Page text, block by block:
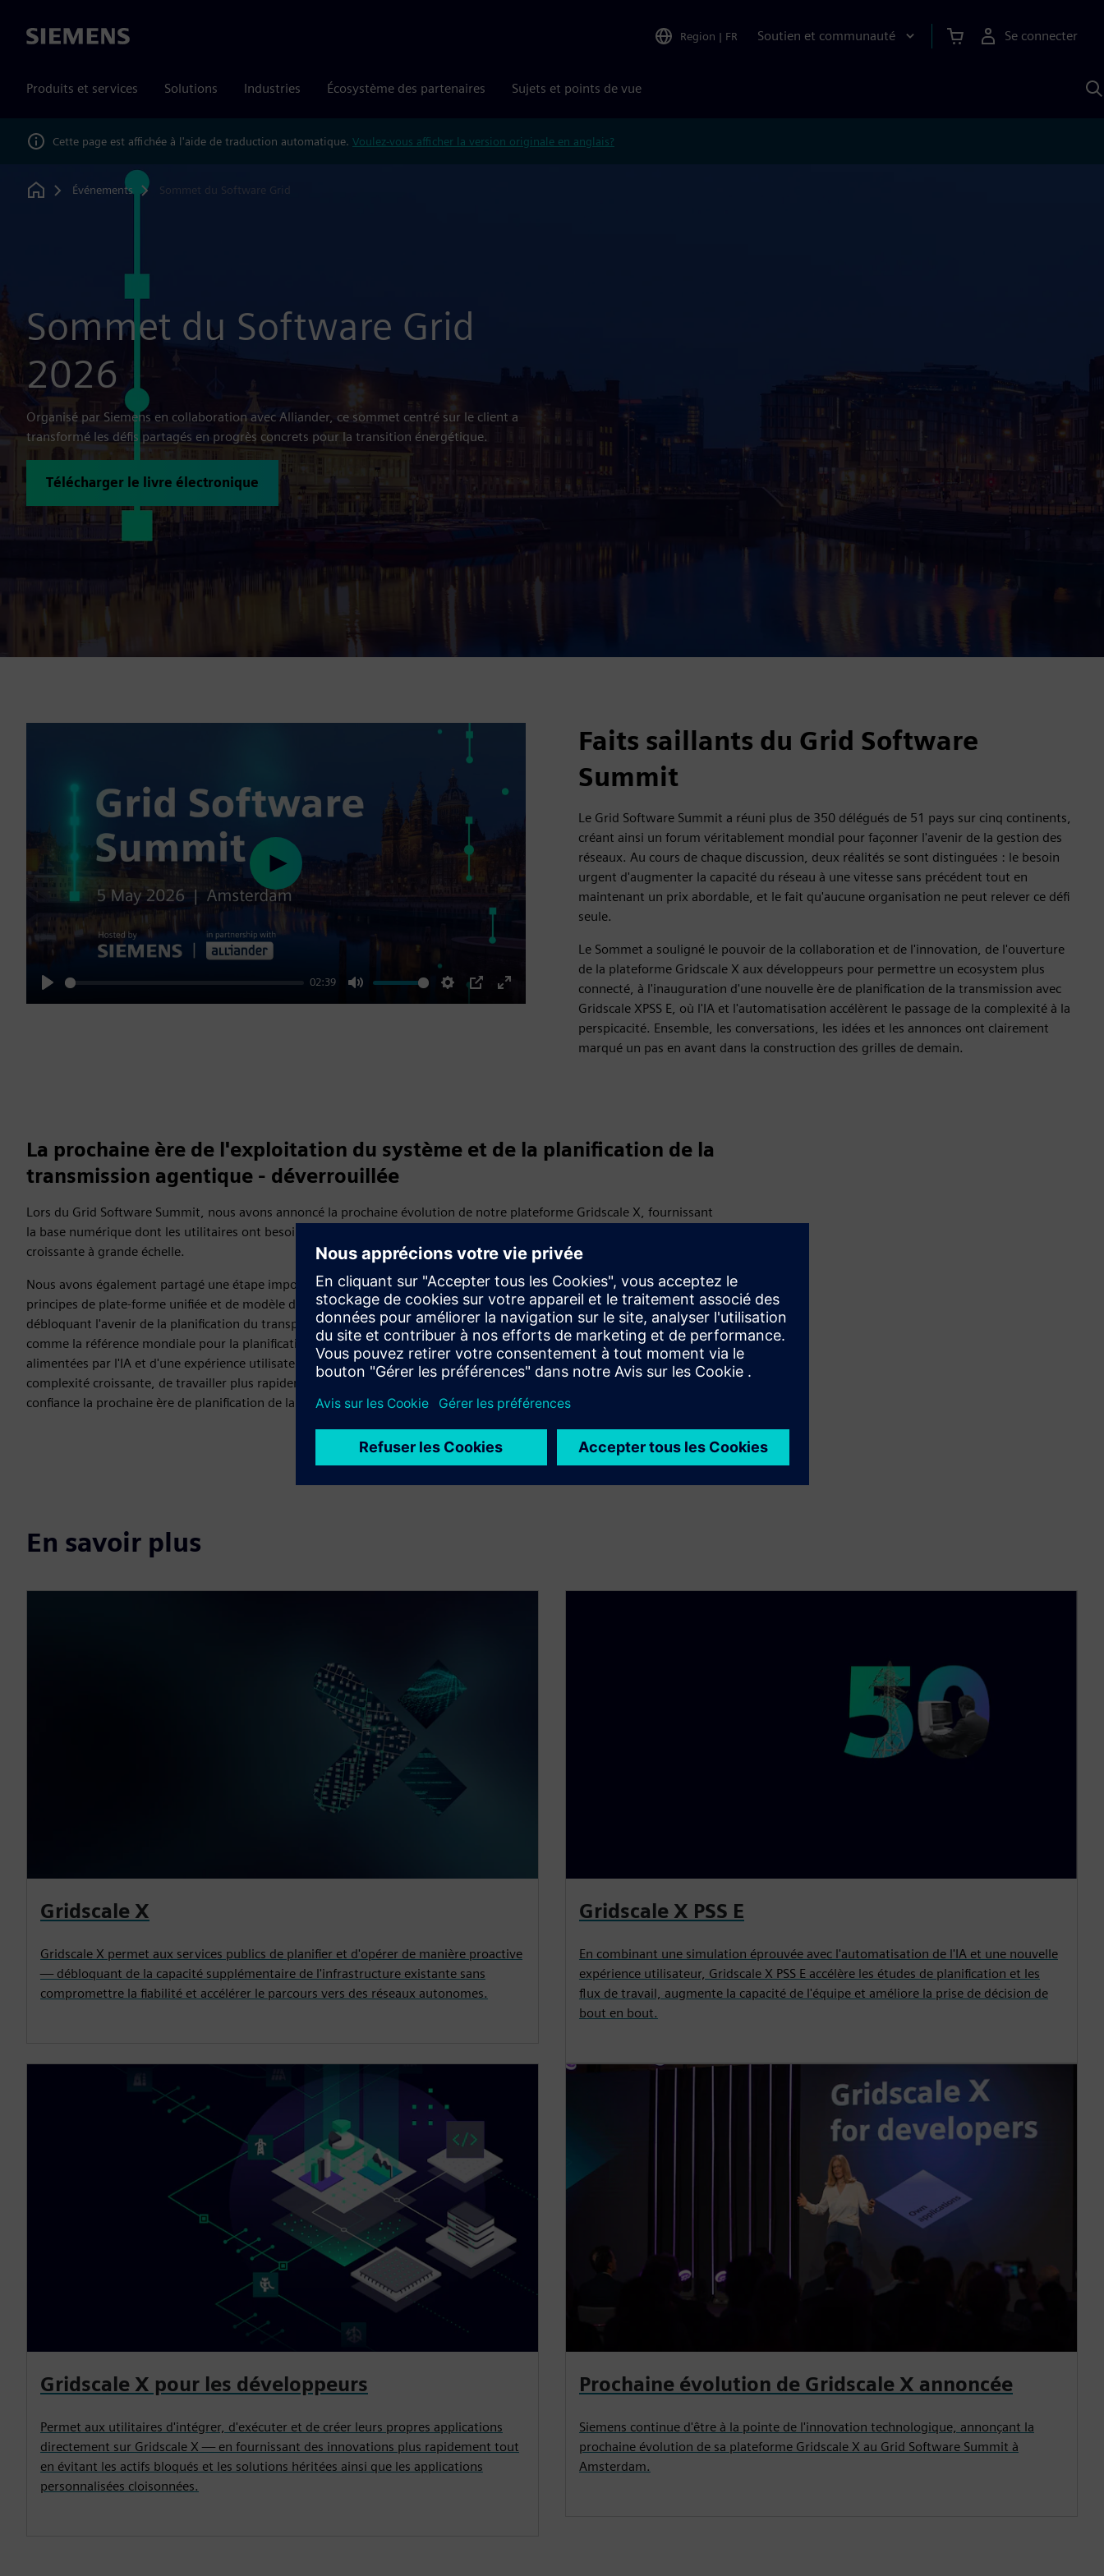
Siemens Region | FR Soutien et communauté Se connecter
Produits et services Solutions Industries Écosystème des partenaires Sujets et points de vue
Cette page est affichée à l'aide de traduction automatique. Voulez-vous afficher la version originale en anglais?
Home
Événements Sommet du Software Grid
Sommet du Software Grid
2026
Organisé par Siemens en collaboration avec Alliander, ce sommet centré sur le client a
transformé les défis partagés en progrès concrets pour la transition énergétique.
Télécharger le livre électronique
Play
02:39
Mute Settings
PIP
Enter
Play
Faits saillants du Grid Software
Summit
Le Grid Software Summit a réuni plus de 350 délégués de 51 pays sur cinq continents,
créant ainsi un forum véritablement mondial pour façonner l'avenir de la gestion des
réseaux. Au cours de chaque discussion, deux réalités se sont distinguées : le besoin
urgent d'augmenter la capacité du réseau à une vitesse sans précédent tout en
maintenant un prix abordable, et le fait qu'aucune organisation ne peut relever ce défi
seule.
Le Sommet a souligné le pouvoir de la collaboration et de l'innovation, de l'ouverture
de la plateforme Gridscale X aux développeurs pour permettre un ecosystem plus
connecté, à l'inauguration d'une nouvelle ère de planification de la transmission avec
Gridscale XPSS E, où l'IA et l'automatisation accélèrent le passage de la complexité à la
perspicacité. Ensemble, les conversations, les idées et les annonces ont clairement
marqué un pas en avant dans la construction des grilles de demain.
La prochaine ère de l'exploitation du système et de la planification de la
transmission agentique - déverrouillée
Lors du Grid Software Summit, nous avons annoncé la prochaine évolution de notre plateforme Gridscale X, fournissant
la base numérique dont les utilitaires ont besoin pour gérer leurs réseaux avec une plus grande vitesse et une complexité
croissante à grande échelle.
Nous avons également partagé une étape importante dans la planification du transport, en étendant les mêmes
principes de plate-forme unifiée et de modèle de réseau avec la prochaine génération de PSS E sur Gridscale X —
débloquant l'avenir de la planification du transport agentique. Depuis plus de 50 ans, le PSS E est largement considéré
comme la référence mondiale pour la planification de la transmission. Avec l'introduction de capacités agentiques
alimentées par l'IA et d'une expérience utilisateur moderne, il permet désormais aux planificateurs de maîtriser la
complexité croissante, de travailler plus rapidement sous des contraintes de temps croissantes et de diriger en toute
confiance la prochaine ère de planification de la transmission.
En savoir plus
Gridscale X
Gridscale X permet aux services publics de planifier et d'opérer de manière proactive
— débloquant de la capacité supplémentaire de l'infrastructure existante sans
compromettre la fiabilité et accélérer le parcours vers des réseaux autonomes.
Gridscale X PSS E
En combinant une simulation éprouvée avec l'automatisation de l'IA et une nouvelle
expérience utilisateur, Gridscale X PSS E accélère les études de planification et les
flux de travail, augmente la capacité de l'équipe et améliore la prise de décision de
bout en bout.
Gridscale X pour les développeurs
Permet aux utilitaires d'intégrer, d'exécuter et de créer leurs propres applications
directement sur Gridscale X — en fournissant des innovations plus rapidement tout
en évitant les actifs bloqués et les solutions héritées ainsi que les applications
personnalisées cloisonnées.
Prochaine évolution de Gridscale X annoncée
Siemens continue d'être à la pointe de l'innovation technologique, annonçant la
prochaine évolution de sa plateforme Gridscale X au Grid Software Summit à
Amsterdam.